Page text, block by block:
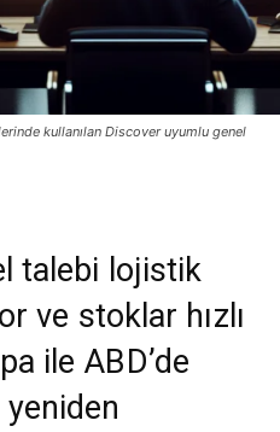
kullanılan Discover uyumlu genel
talebi lojistik
ve stoklar hızlı
ile ABD’de